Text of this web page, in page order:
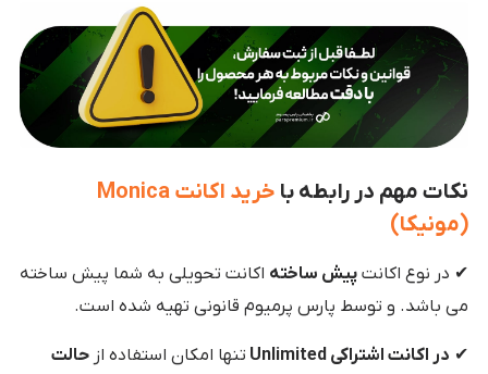
نکات مهم در رابطه با خرید اکانتMonica
(مونیکا)
✔ در نوع اکانت پیش ساخته اکانت تحویلی به شما پیش ساخته
می باشد. و توسط پارس پرمیوم قانونی تهیه شده است.
✔ در اکانت اشتراکی Unlimited تنها امکان استفاده از حالت